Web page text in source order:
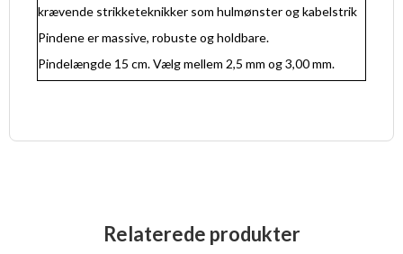
krævende strikketeknikker som hulmønster og kabelstrik
Pindene er massive, robuste og holdbare.
Pindelængde 15 cm.Vælg mellem 2,5 mm og 3,00 mm.
Relaterede produkter